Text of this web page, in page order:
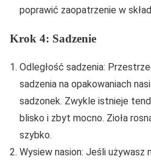
poprawić zaopatrzenie w
Krok 4: Sadzenie
Odległość sadzenia:
sadzenia na opakowaniach
sadzonek. Zwykle istnieje
blisko i zbyt mocno. Zioła
szybko.
Wysiew nasion: Jeśli używasz